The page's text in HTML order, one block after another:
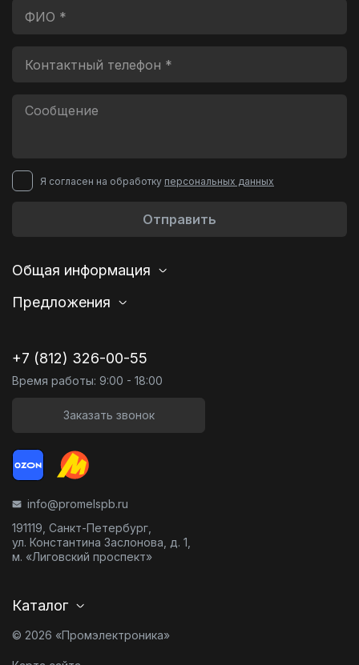
Я согласен на обработку персональных данных
Отправить
Общая информация
Предложения
+7 (812) 326-00-55
Время работы: 9:00 - 18:00
Заказать звонок
info@promelspb.ru
191119, Санкт-Петербург,
ул. Константина Заслонова, д. 1,
м. «Лиговский проспект»
Каталог
© 2026 «Промэлектроника»